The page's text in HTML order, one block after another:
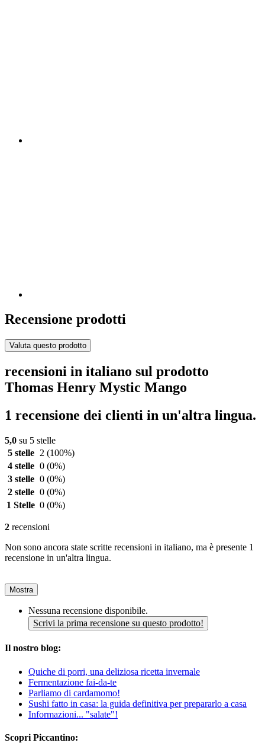
Recensione prodotti
Valuta questo prodotto
recensioni in italiano sul prodotto
Thomas Henry Mystic Mango
1 recensione dei clienti in un'altra lingua.
5,0 su 5 stelle
5 stelle
2 (100%)
4 stelle 0 (0%)
3 stelle 0 (0%)
2 stelle 0 (0%)
1 Stelle 0 (0%)
2 recensioni
Non sono ancora state scritte recensioni in italiano, ma è presente 1
recensione in un'altra lingua.
Mostra
Nessuna recensione disponibile.
Scrivi la prima recensione su questo prodotto!
Il nostro blog:
Quiche di porri, una deliziosa ricetta invernale
Fermentazione fai-da-te
Parliamo di cardamomo!
Sushi fatto in casa: la guida definitiva per prepararlo a casa
Informazioni... "salate"!
Scopri Piccantino: